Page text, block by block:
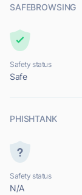
SAFEBROWSING
Safety status
Safe
PHISHTANK
Safety status
N/A